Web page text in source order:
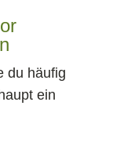
du häufig
ein